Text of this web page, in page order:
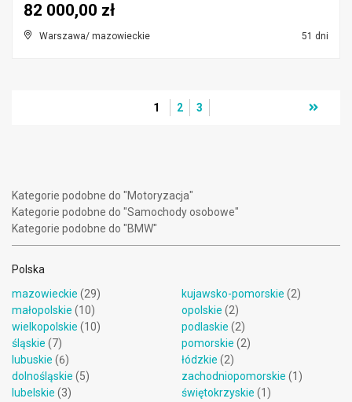
Warszawa/ mazowieckie 51 dni
82 000,00 zł
1 2 3
Kategorie podobne do "Motoryzacja"
Kategorie podobne do "Samochody osobowe"
Kategorie podobne do "BMW"
Polska
mazowieckie (29)
małopolskie (10)
wielkopolskie (10)
śląskie (7)
lubuskie (6)
dolnośląskie (5)
lubelskie (3)
kujawsko-pomorskie (2)
opolskie (2)
podlaskie (2)
pomorskie (2)
łódzkie (2)
zachodniopomorskie (1)
świętokrzyskie (1)